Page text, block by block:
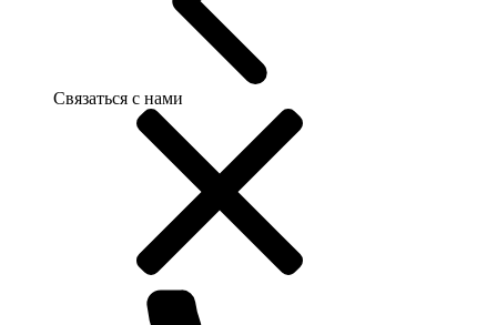
Связаться с нами